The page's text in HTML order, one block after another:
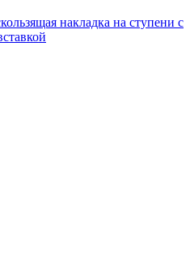
накладка на ступени с